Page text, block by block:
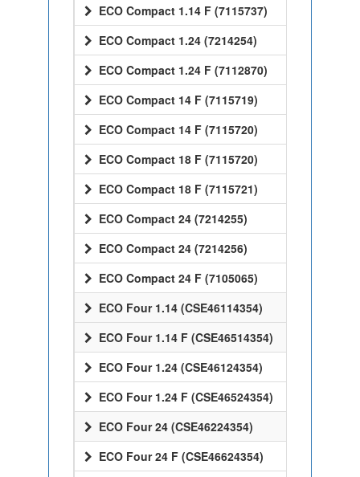
ECO Compact 1.14 F (7115737)
ECO Compact 1.24 (7214254)
ECO Compact 1.24 F (7112870)
ECO Compact 14 F (7115719)
ECO Compact 14 F (7115720)
ECO Compact 18 F (7115720)
ECO Compact 18 F (7115721)
ECO Compact 24 (7214255)
ECO Compact 24 (7214256)
ECO Compact 24 F (7105065)
ECO Four 1.14 (CSE46114354)
ECO Four 1.14 F (CSE46514354)
ECO Four 1.24 (CSE46124354)
ECO Four 1.24 F (CSE46524354)
ECO Four 24 (CSE46224354)
ECO Four 24 F (CSE46624354)